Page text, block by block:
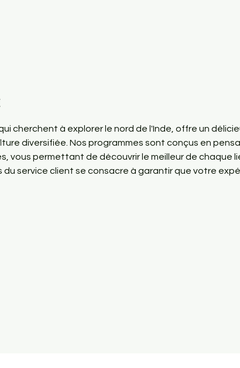
cherchent à explorer le nord de l'Inde, offre un
diversifiée. Nos programmes sont conçus en
vous permettant de découvrir le meilleur de chaque
service client se consacre à garantir que votre